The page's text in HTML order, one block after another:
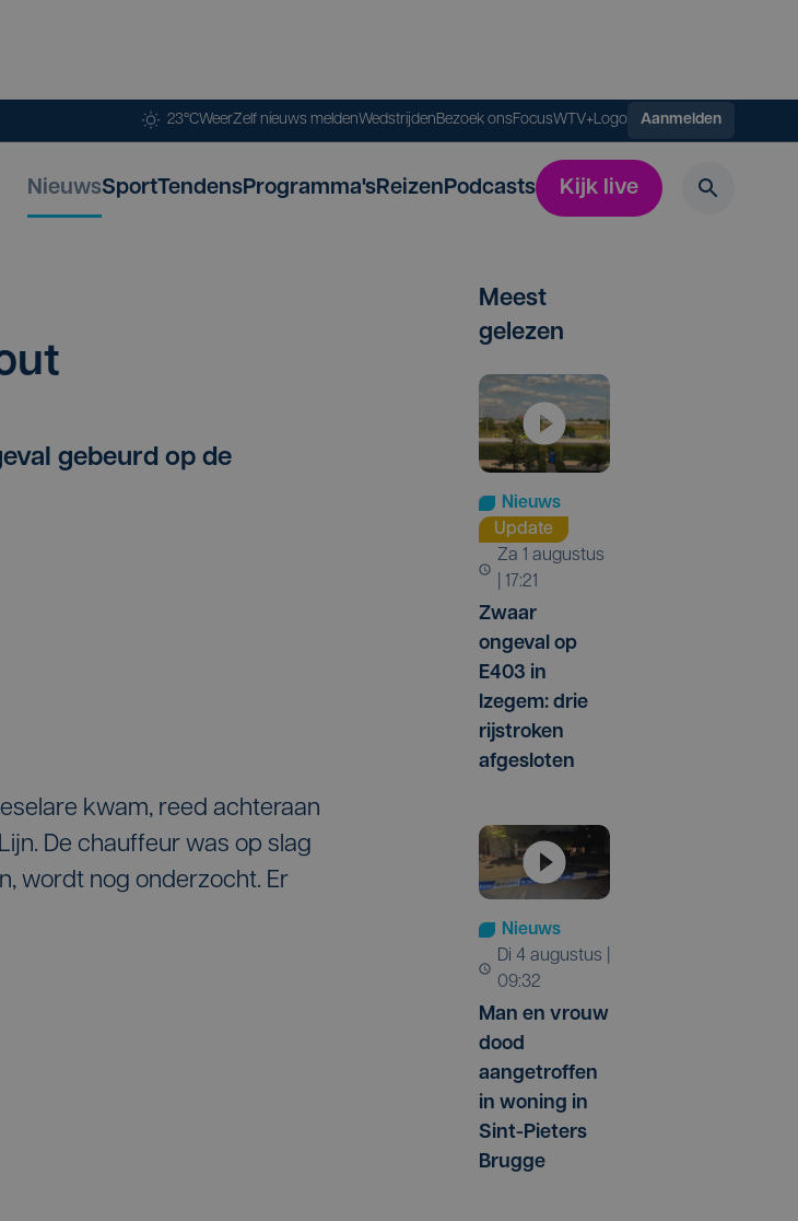
23°CWeerZelf nieuws meldenWedstrijdenBezoek onsFocusWTV+Logo Aanmelden
NieuwsSportTendensProgramma'sReizenPodcasts Kijk live
gebeurd op de
kwam, reed achteraan
De chauffeur was op slag
wordt nog onderzocht. Er
Meest
gelezen
Nieuws
Update
za 1 augustus
| 17:21
Zwaar
ongeval op
E403 in
Izegem: drie
rijstroken
afgesloten
Nieuws
di 4 augustus |
09:32
Man en vrouw
dood
aangetroffen
in woning in
Sint-Pieters
Brugge